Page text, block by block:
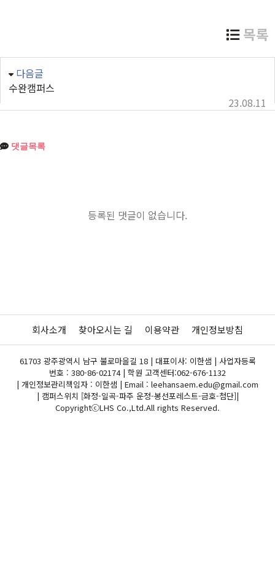
목록
다음글
수완캠퍼스
23.08.11
댓글목록
등록된 댓글이 없습니다.
회사소개 찾아오시는 길 이용약관 개인정보방침
61703 광주광역시 남구 불로마을길 18 | 대표이사: 이한샘 | 사업자등록
번호 : 380-86-02174 | 학원 고객센터:062-676-1132
| 개인정보관리책임자 : 이한샘 | Email : leehansaem.edu@gmail.com
| 캠퍼스위치 [화정-일곡-파주 운정-봉선포레스트-금호-첨단]|
CopyrightⓒLHS Co.,Ltd.All rights Reserved.